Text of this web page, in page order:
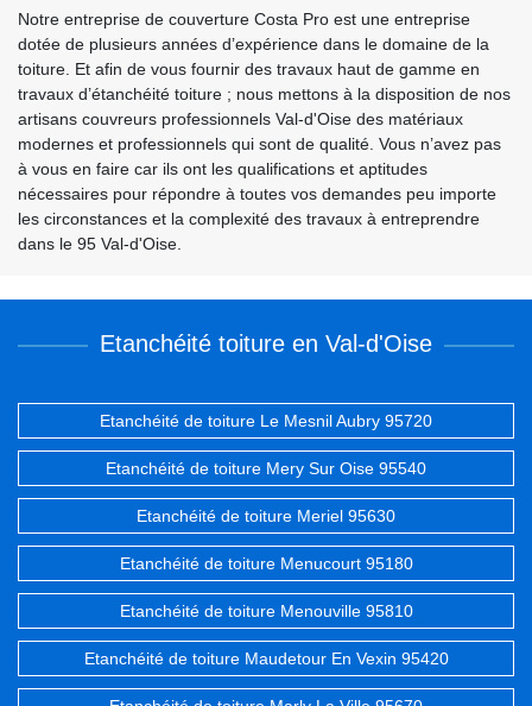
Notre entreprise de couverture Costa Pro est une entreprise
dotée de plusieurs années d’expérience dans le domaine de la
toiture. Et afin de vous fournir des travaux haut de gamme en
travaux d’étanchéité toiture ; nous mettons à la disposition de nos
artisans couvreurs professionnels Val-d'Oise des matériaux
modernes et professionnels qui sont de qualité. Vous n’avez pas
à vous en faire car ils ont les qualifications et aptitudes
nécessaires pour répondre à toutes vos demandes peu importe
les circonstances et la complexité des travaux à entreprendre
dans le 95 Val-d'Oise.
Etanchéité toiture en Val-d'Oise
Etanchéité de toiture Le Mesnil Aubry 95720
Etanchéité de toiture Mery Sur Oise 95540
Etanchéité de toiture Meriel 95630
Etanchéité de toiture Menucourt 95180
Etanchéité de toiture Menouville 95810
Etanchéité de toiture Maudetour En Vexin 95420